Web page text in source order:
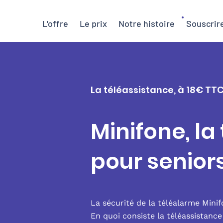
L'offre Le prix Notre histoire
La téléassistance, à 18€
Minifone,
pour
La sécurité de la téléalarme
En quoi consiste la